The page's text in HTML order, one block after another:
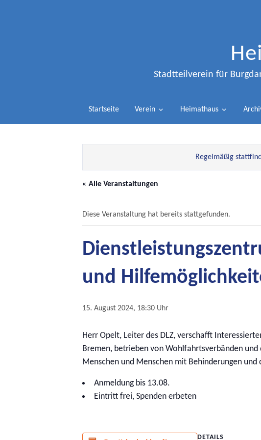
Stadtteilverein für
Startseite Verein Heimathaus
Regelmäßig
« Alle Veranstaltungen
Diese Veranstaltung hat bereits stattgefunden.
und
15. August 2024, 18:30 Uhr
Herr Opelt, Leiter des DLZ, verschafft
Bremen, betrieben von Wohlfahrtsverbänden
Menschen und Menschen mit Behinderungen
Anmeldung bis 13.08.
Eintritt frei, Spenden erbeten
DETAILS